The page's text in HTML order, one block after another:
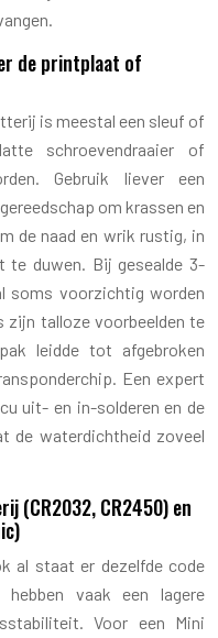
de printplaat of
is meestal een sleuf of
schroevendraaier of
Gebruik liever een
om krassen en
de naad en wrik rustig, in
duwen. Bij gesealde 3-
soms voorzichtig worden
zijn talloze voorbeelden te
leidde tot afgebroken
Een expert
uit- en in-solderen en de
de waterdichtheid zoveel
(CR2032, CR2450) en
al staat er dezelfde code
hebben vaak een lagere
Voor een Mini